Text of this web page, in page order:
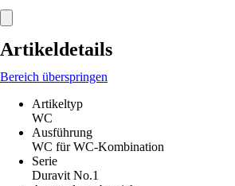
Artikeldetails
Bereich überspringen
Artikeltyp
WC
Ausführung
WC für WC-Kombination
Serie
Duravit No.1